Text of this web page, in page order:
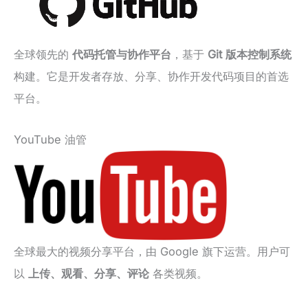
全球领先的 代码托管与协作平台 ，基于 Git 版本控制系统
构建。它是开发者存放、分享、协作开发代码项目的首选
平台。
YouTube 油管
全球最大的视频分享平台，由 Google 旗下运营。用户可
以
上传、观看、分享、评论 各类视频。